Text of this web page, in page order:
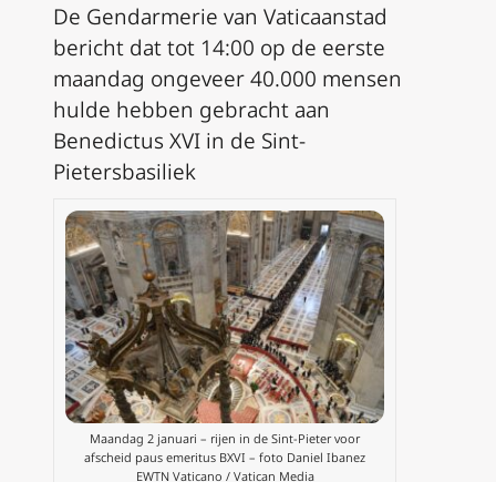
De Gendarmerie van Vaticaanstad
bericht dat tot 14:00 op de eerste
maandag ongeveer 40.000 mensen
hulde hebben gebracht aan
Benedictus XVI in de Sint-
Pietersbasiliek
Maandag 2 januari – rijen in de Sint-Pieter voor
afscheid paus emeritus BXVI – foto Daniel Ibanez
EWTN Vaticano / Vatican Media